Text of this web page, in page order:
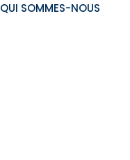
QUI SOMMES-NOUS